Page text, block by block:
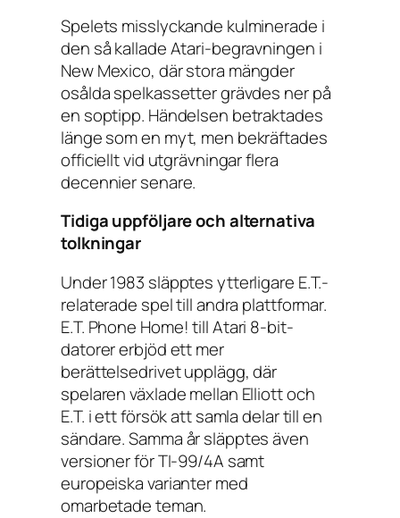
Spelets misslyckande kulminerade i
den så kallade Atari-begravningen i
New Mexico, där stora mängder
osålda spelkassetter grävdes ner på
en soptipp. Händelsen betraktades
länge som en myt, men bekräftades
officiellt vid utgrävningar flera
decennier senare.
Tidiga uppföljare och alternativa
tolkningar
Under 1983 släpptes ytterligare E.T.-
relaterade spel till andra plattformar.
E.T. Phone Home!till Atari 8-bit-
datorer erbjöd ett mer
berättelsedrivet upplägg, där
spelaren växlade mellan Elliott och
E.T. i ett försök att samla delar till en
sändare. Samma år släpptes även
versioner för TI-99/4A samt
europeiska varianter med
omarbetade teman.